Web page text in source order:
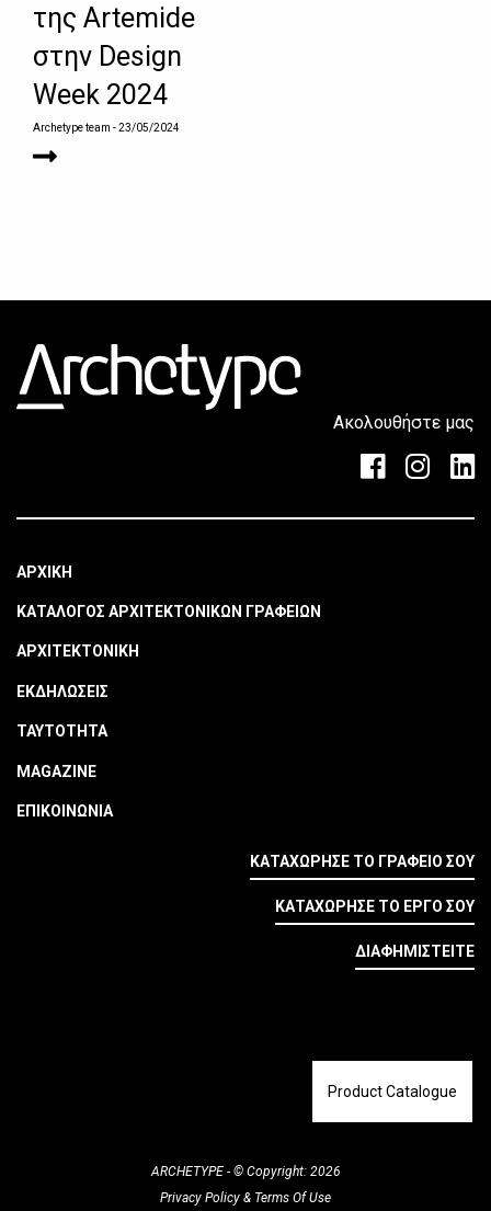
της Artemide
στην Design
Week 2024
Archetype team - 23/05/2024
Ακολουθήστε μας
ΑΡΧΙΚΗ
ΚΑΤΑΛΟΓΟΣ ΑΡΧΙΤΕΚΤΟΝΙΚΩΝ ΓΡΑΦΕΙΩΝ
ΑΡΧΙΤΕΚΤΟΝΙΚΗ
ΕΚΔΗΛΩΣΕΙΣ
ΤΑΥΤΟΤΗΤΑ
MAGAZINE
ΕΠΙΚΟΙΝΩΝΙΑ
ΚΑΤΑΧΩΡΗΣΕ ΤΟ ΓΡΑΦΕΙΟ ΣΟΥ
ΚΑΤΑΧΩΡΗΣΕ ΤΟ ΕΡΓΟ ΣΟΥ
ΔΙΑΦΗΜΙΣΤΕΙΤΕ
Product Catalogue
ARCHETYPE - © Copyright: 2026
Privacy Policy & Terms Of Use